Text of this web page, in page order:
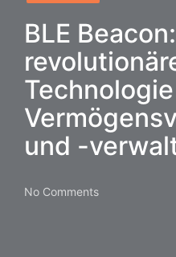
BLE
und -
No Comments